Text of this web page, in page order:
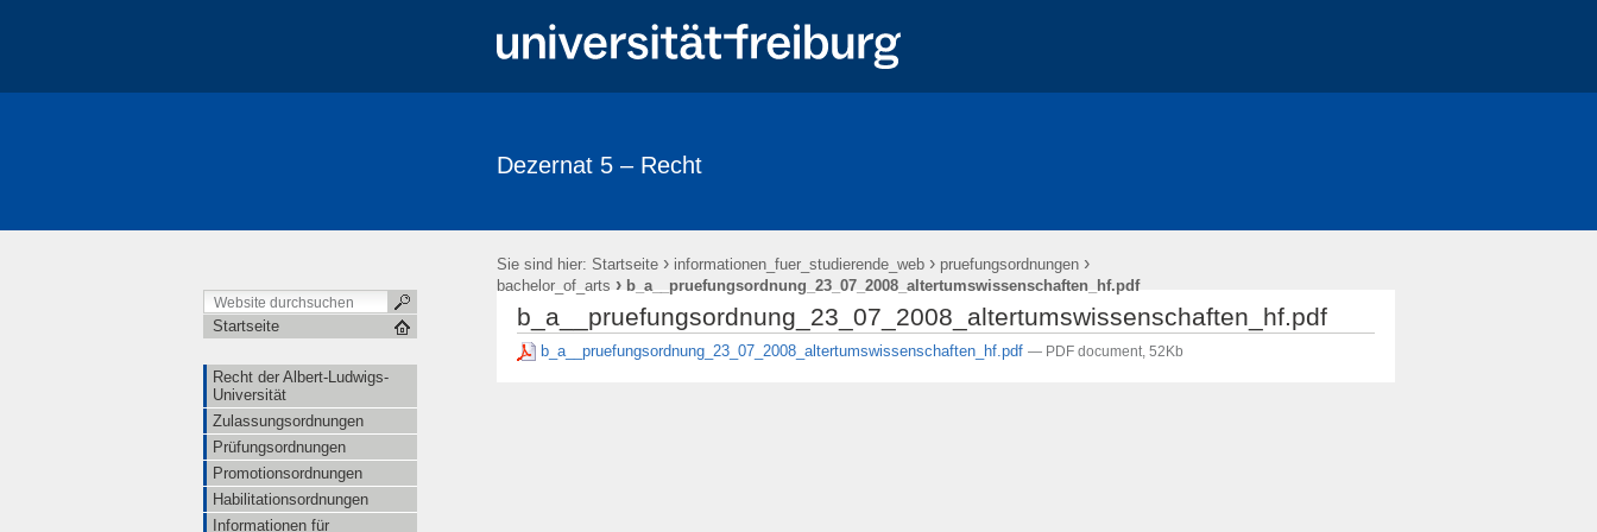
Dezernat 5 – Recht
Sie sind hier: Startseite › informationen_fuer_studierende_web › pruefungsordnungen ›
bachelor_of_arts › b_a__pruefungsordnung_23_07_2008_altertumswissenschaften_hf.pdf
Startseite
Recht der Albert-Ludwigs-
Universität
Zulassungsordnungen
Prüfungsordnungen
Promotionsordnungen
Habilitationsordnungen
Informationen für
b_a__pruefungsordnung_23_07_2008_altertumswissenschaften_hf.pdf
b_a__pruefungsordnung_23_07_2008_altertumswissenschaften_hf.pdf — PDF document, 52Kb